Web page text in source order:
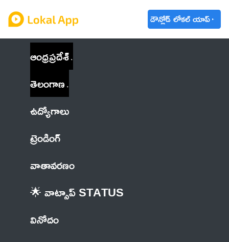
డౌన్లోడ్ లోకల్ యాప్
ఆంధ్రప్రదేశ్
తెలంగాణ
ఉద్యోగాలు
ట్రెండింగ్
వాతావరణం
🌟 వాట్సాప్ STATUS
వినోదం